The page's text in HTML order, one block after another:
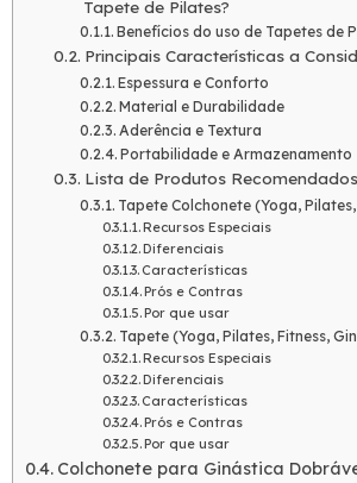
Tapete de Pilates?
Benefícios do uso de Tapetes de
Principais Características a
Espessura e Conforto
Material e Durabilidade
Aderência e Textura
Portabilidade e Armazenamento
Lista de Produtos Recomendados
Tapete Colchonete (Yoga,
Recursos Especiais
Diferenciais
Características
Prós e Contras
Por que usar
Tapete (Yoga, Pilates, Fitness,
Recursos Especiais
Diferenciais
Características
Prós e Contras
Por que usar
Colchonete para Ginástica